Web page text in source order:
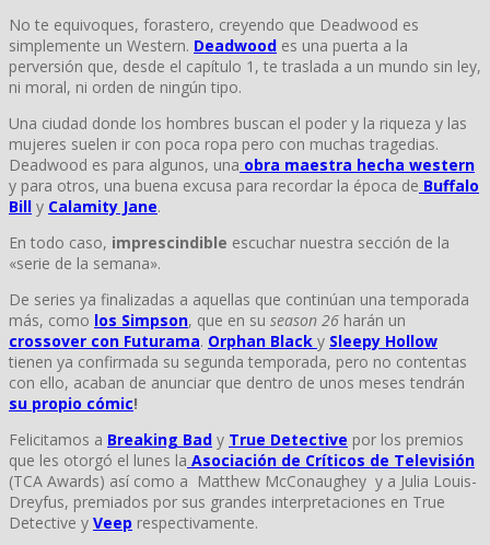
No te equivoques, forastero, creyendo que Deadwood es
simplemente un Western. Deadwood es una puerta a la
perversión que, desde el capítulo 1, te traslada a un mundo sin ley,
ni moral, ni orden de ningún tipo.
Una ciudad donde los hombres buscan el poder y la riqueza y las
mujeres suelen ir con poca ropa pero con muchas tragedias.
Deadwood es para algunos, una obra maestra hecha western
y para otros, una buena excusa para recordar la época de Buffalo
Bill y Calamity Jane.
En todo caso, imprescindible escuchar nuestra sección de la
«serie de la semana».
De series ya finalizadas a aquellas que continúan una temporada
más, como los Simpson, que en su season 26 harán un
crossover con Futurama. Orphan Black y Sleepy Hollow
tienen ya confirmada su segunda temporada, pero no contentas
con ello, acaban de anunciar que dentro de unos meses tendrán
su propio cómic!
Felicitamos a Breaking Bad y True Detective por los premios
que les otorgó el lunes la Asociación de Críticos de Televisión
(TCA Awards) así como a Matthew McConaughey y a Julia Louis-
Dreyfus, premiados por sus grandes interpretaciones en True
Detective y Veep respectivamente.